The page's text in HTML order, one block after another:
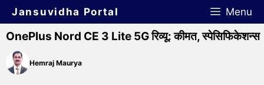
Jansuvidha Portal Menu
OnePlus Nord CE 3 Lite 5G रिव्यू: कीमत, स्पेसिफिकेशन्स
Hemraj Maurya